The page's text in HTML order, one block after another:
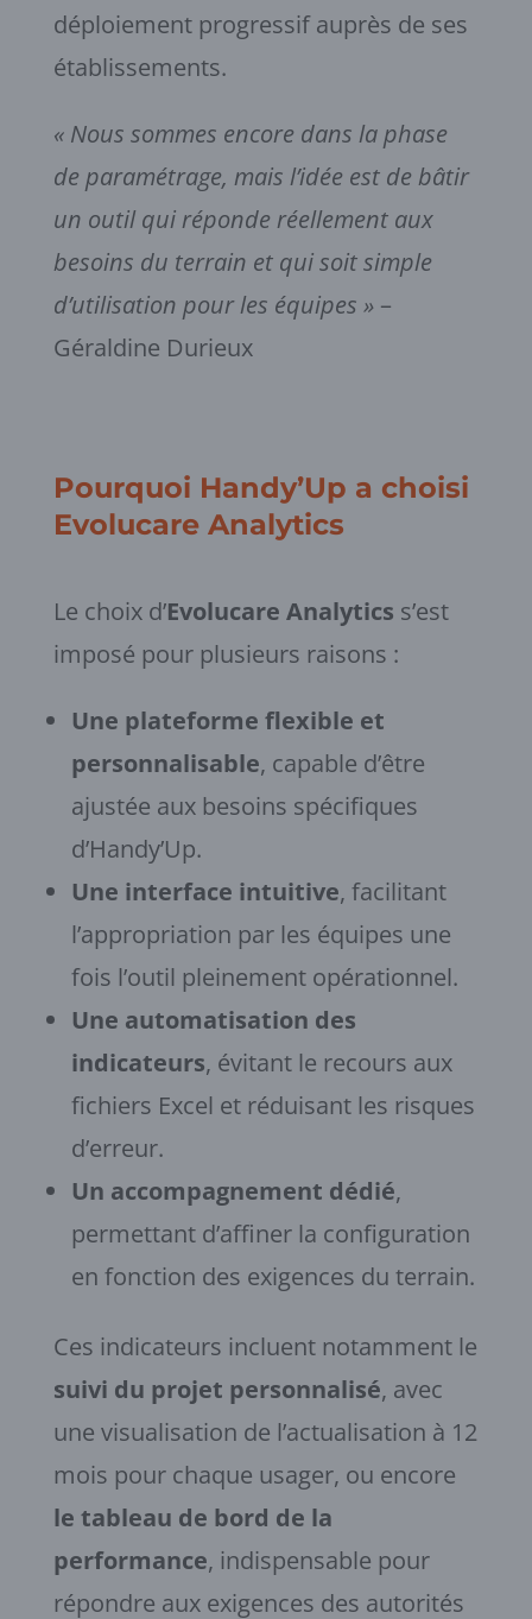
déploiement progressif auprès de ses
établissements.
« Nous sommes encore dans la phase
de paramétrage, mais l’idée est de bâtir
un outil qui réponde réellement aux
besoins du terrain et qui soit simple
d’utilisation pour les équipes »–
Géraldine Durieux
Pourquoi Handy’Up a choisi
Evolucare Analytics
Le choix d’Evolucare Analytics s’est
imposé pour plusieurs raisons :
Une plateforme flexible et
personnalisable, capable d’être
ajustée aux besoins spécifiques
d’Handy’Up.
Une interface intuitive, facilitant
l’appropriation par les équipes une
fois l’outil pleinement opérationnel.
Une automatisation des
indicateurs, évitant le recours aux
fichiers Excel et réduisant les risques
d’erreur.
Un accompagnement dédié,
permettant d’affiner la configuration
en fonction des exigences du terrain.
Ces indicateurs incluent notamment le
suivi du projet personnalisé, avec
une visualisation de l’actualisation à 12
mois pour chaque usager, ou encore
le tableau de bord de la
performance, indispensable pour
répondre aux exigences des autorités